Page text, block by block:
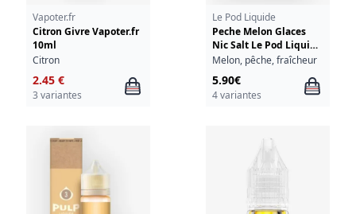
Vapoter.fr
Citron Givre Vapoter.fr
10ml
Citron
2.45 €
3 variantes
Le Pod Liquide
Peche Melon Glaces
Nic Salt Le Pod Liquide
Pulp 10ml
Melon, pêche, fraîcheur
5.90€
4 variantes